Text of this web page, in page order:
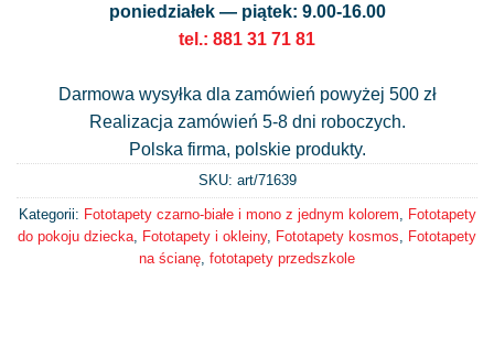
poniedziałek — piątek: 9.00-16.00
tel.: 881 31 71 81
Darmowa wysyłka dla zamówień powyżej 500 zł
Realizacja zamówień 5-8 dni roboczych.
Polska firma, polskie produkty.
SKU: art/71639
Kategorii: Fototapety czarno-białe i mono z jednym kolorem
Fototapety
do pokoju dziecka
Fototapety i okleiny, Fototapety kosmos
Fototapety
na ścianę fototapety przedszkole